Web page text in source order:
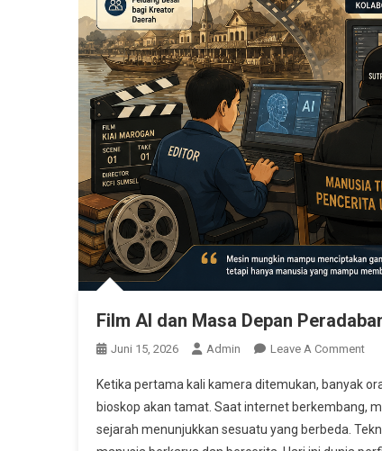
Film AI dan Masa Depan
Juni 15, 2026 Admin Leave A CommentOn
AI
Ketika pertama kali kamera ditemukan, banyak
bioskop akan tamat. Saat internet berkembang,
sejarah menunjukkan sesuatu yang berbeda.